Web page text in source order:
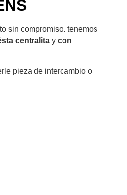
sin compromiso, tenemos
centralita ycon
pieza de intercambio o